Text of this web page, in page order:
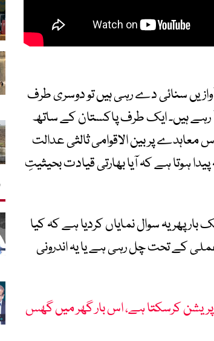
سنائی دے رہی ہیں تو دوسری طرف
رہے ہیں۔ ایک طرف پاکستان کے ساتھ
پر بین الاقوامی ثالثی عدالت
ہوتا ہے کہ آیا بھارتی قیادت بحیثیتِ
پھر یہ سوال نمایاں کردیا ہے کہ کیا
کے تحت چل رہی ہے یا یہ اندرونی
کرسکتا ہے، اس بار گھر میں گھس